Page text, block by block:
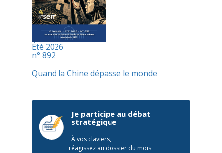
Été 2026
n° 892
Quand la Chine dépasse le monde
Je participe au débat
stratégique
À vos claviers,
réagissez au dossier du mois